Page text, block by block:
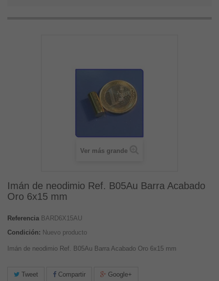
Ver más grande
Imán de neodimio Ref. B05Au Barra Acabado
Oro 6x15 mm
Referencia BARD6X15AU
Condición: Nuevo producto
Imán de neodimio Ref. B05Au Barra Acabado Oro 6x15 mm
Tweet Compartir Google+